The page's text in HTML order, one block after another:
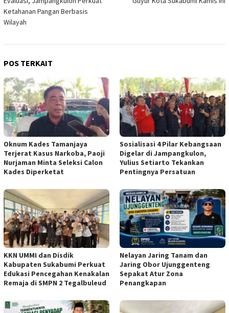
Ketahanan Pangan Berbasis
Wilayah
POS TERKAIT
Oknum Kades Tamanjaya
Terjerat Kasus Narkoba, Paoji
Nurjaman Minta Seleksi Calon
Kades Diperketat
Sosialisasi 4 Pilar Kebangsaan
Digelar di Jampangkulon,
Yulius Setiarto Tekankan
Pentingnya Persatuan
KKN UMMI dan Disdik
Kabupaten Sukabumi Perkuat
Edukasi Pencegahan Kenakalan
Remaja di SMPN 2 Tegalbuleud
Nelayan Jaring Tanam dan
Jaring Obor Ujunggenteng
Sepakat Atur Zona
Penangkapan